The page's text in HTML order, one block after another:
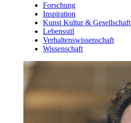
Forschung
Inspiration
Kunst Kultur & Gesellschaft
Lebensstil
Verhaltenswissenschaft
Wissenschaft